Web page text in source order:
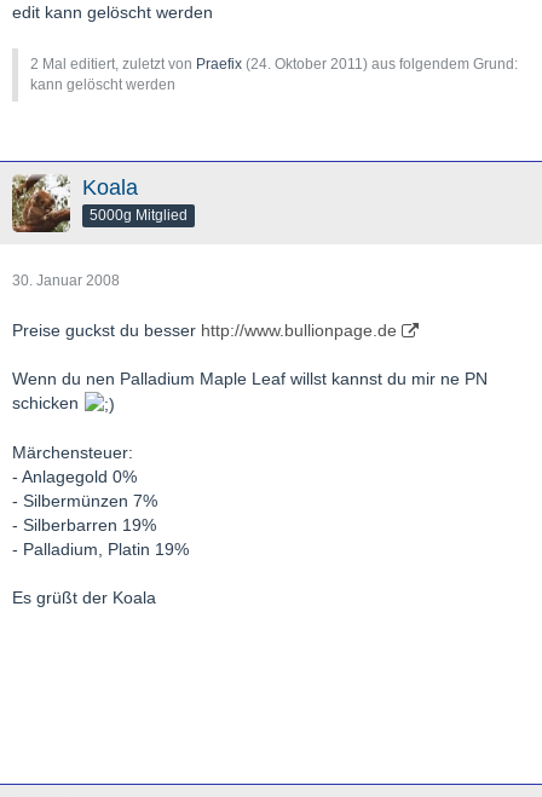
edit kann gelöscht werden
2 Mal editiert, zuletzt von Praefix (24. Oktober 2011) aus folgendem Grund:
kann gelöscht werden
Koala
5000g Mitglied
30. Januar 2008
Preise guckst du besser http://www.bullionpage.de
Wenn du nen Palladium Maple Leaf willst kannst du mir ne PN
schicken
Märchensteuer:
- Anlagegold 0%
- Silbermünzen 7%
- Silberbarren 19%
- Palladium, Platin 19%
Es grüßt der Koala